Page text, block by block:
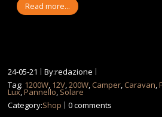
Read more...
24-05-21
By:redazione
Tag: 1200W, 12V,200W, Camper, Caravan,
Lux,Pannello, Solare
Category:Shop 0 comments